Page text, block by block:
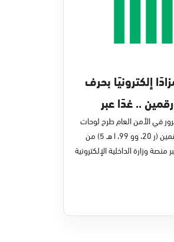
إلكترونيًا بحرف
.. غدًا عبر
في الأمن العام طرح لوحات
بحرف وحرفين ورقم ورقمين (ر 20، وو 99، ا هـ 5) من
وزارة الداخلية الإلكترونية